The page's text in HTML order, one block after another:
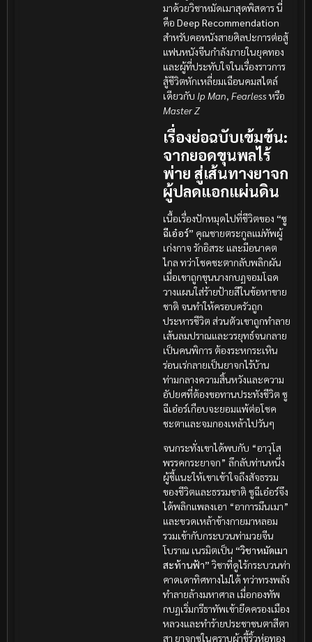
มาด้วยวิชาหมัดเมาสุดพิสดาร นี่
คือ Deep Recommendation
สำหรับคอหนังสายศิลปะการต่อสู้
แฟนหนังจีนกำลังภายในยุคทอง
และผู้ที่ประทับใจในเรื่องราวการ
สู้ชีวิตหักเหลี่ยมเฉือนคมสไตล์
เดียวกับ Ip Man Fearless หรือ
Master Z
เรื่องย่อฉบับเข้มข้น:
จากยอดขุนพลไร้
พ่าย สู่เส้นทางยาจก
ผู้ปลดแอกแผ่นดิน
เนื้อเรื่องปักหมุดไปที่ชีวิตของ “ซู
ฉีเอ๋อร์” คุณชายตระกูลแม่ทัพผู้
เก่งกาจ รักอิสระ และมีอนาคต
ไกล ทว่าโชคชะตากลับพลิกผัน
เมื่อเขาถูกขุนนางกบฏจอมโฉด
วางแผนใส่ร้ายป้ายสีในข้อหาขาย
ชาติ จนทำให้ครอบครัวถูก
ประหารชีวิต ส่วนตัวเขาถูกทำลาย
เส้นลมปราณและวรยุทธ์จนกลาย
เป็นคนพิการ ต้องระหกระเหิน
ร่อนเร่กลายเป็นยาจกไร้บ้าน
ท่ามกลางความสิ้นหวังและความ
อัปยศที่ต้องขอทานประทังชีวิต ซู
ฉีเอ๋อร์เกือบจะยอมแพ้ต่อโชค
ชะตาและจมกองเหล้าไปวันๆ
จนกระทั่งเขาได้พบกับ “อาวุโส
พรรคกระยาจก” ลึกลับท่านหนึ่ง
ผู้ชี้แนะให้เขาเข้าใจถึงสัจธรรม
ของชีวิตและธรรมชาติ ซูฉีเอ๋อร์จึง
ได้พลิกแพลงเอา “อาการมึนเมา”
และขวดเหล้าข้างกายมาหลอม
รวมเข้ากับกระบวนท่ามวยจีน
โบราณ เนรมิตเป็น “วิชาหมัดเมา
สะท้านฟ้า” วิชาที่ดูไร้กระบวนท่า
คาดเดาทิศทางไม่ได้ ทว่าทรงพลัง
ทำลายล้างมหาศาล เมื่อกองทัพ
กบฏเริ่มกรีธาทัพเข้ายึดครองเมือง
หลวงและทำร้ายประชาชนตาสีตา
สา ยาจกซูในคราบผ้าขี้ริ้วห่อทอง